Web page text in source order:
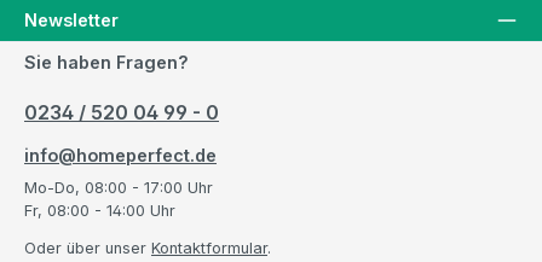
Newsletter
Sie haben Fragen?
0234 / 520 04 99 - 0
info@homeperfect.de
Mo-Do, 08:00 - 17:00 Uhr
Fr, 08:00 - 14:00 Uhr
Oder über unser Kontaktformular.